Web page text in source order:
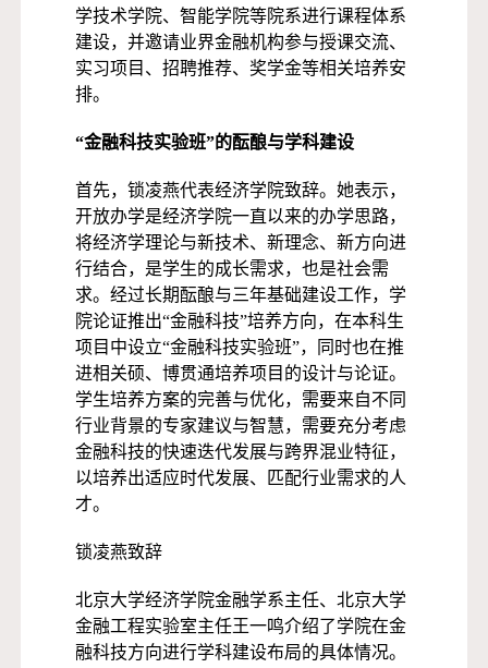
学技术学院、智能学院等院系进行课程体系
建设，并邀请业界金融机构参与授课交流、
实习项目、招聘推荐、奖学金等相关培养安
排。
“金融科技实验班”的酝酿与学科建设
首先，锁凌燕代表经济学院致辞。她表示，
开放办学是经济学院一直以来的办学思路，
将经济学理论与新技术、新理念、新方向进
行结合，是学生的成长需求，也是社会需
求。经过长期酝酿与三年基础建设工作，学
院论证推出“金融科技”培养方向，在本科生
项目中设立“金融科技实验班”，同时也在推
进相关硕、博贯通培养项目的设计与论证。
学生培养方案的完善与优化，需要来自不同
行业背景的专家建议与智慧，需要充分考虑
金融科技的快速迭代发展与跨界混业特征，
以培养出适应时代发展、匹配行业需求的人
才。
锁凌燕致辞
北京大学经济学院金融学系主任、北京大学
金融工程实验室主任王一鸣介绍了学院在金
融科技方向进行学科建设布局的具体情况。